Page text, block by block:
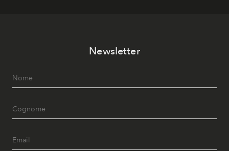
Newsletter